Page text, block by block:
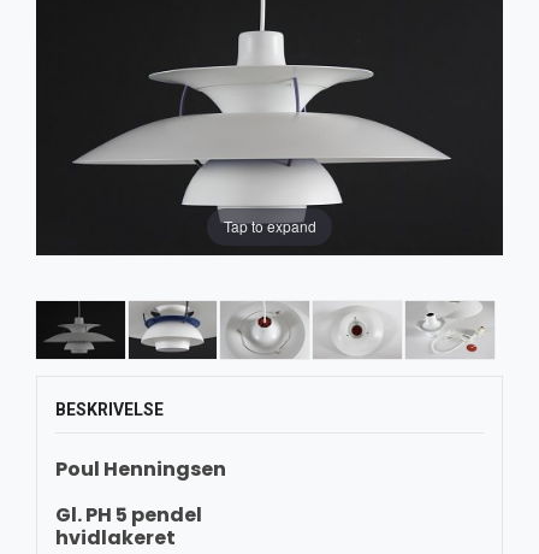
Tap to expand
BESKRIVELSE
Poul Henningsen
Gl. PH 5 pendel
hvidlakeret